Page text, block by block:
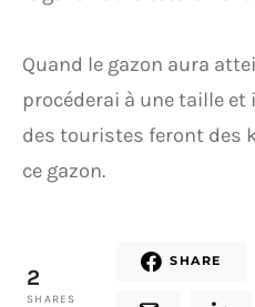
Quand le gazon aura
procéderai à une taille
des touristes feront des
ce gazon.
2
SHARES
SHARE